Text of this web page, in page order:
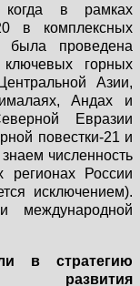
в рамках
в комплексных
была проведена
горных
Азии,
Андах и
Евразии
повестки-21 и
численность
регионах России
исключением).
международной
в стратегию
развития